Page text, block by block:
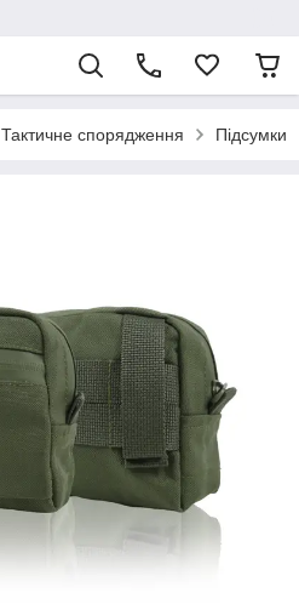
Тактичне спорядження Підсумки